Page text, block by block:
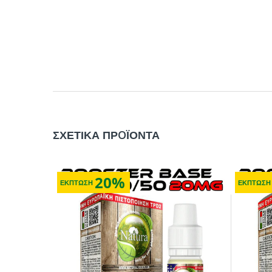
ΣΧΕΤΙΚΑ ΠΡOΪΟΝΤΑ
ΕΚΠΤΩΣΗ 20% ΕΚΠΤΩΣΗ